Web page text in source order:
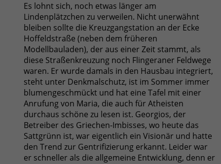
Es lohnt sich, noch etwas länger am
Lindenplätzchen zu verweilen. Nicht unerwähnt
bleiben sollte die Kreuzgangstation an der Ecke
Hoffeldstraße (neben dem früheren
Modellbauladen), der aus einer Zeit stammt, als
diese Straßenkreuzung noch Flingeraner Feldwege
waren. Er wurde damals in den Hausbau integriert,
steht unter Denkmalschutz, ist im Sommer immer
blumengeschmückt und hat eine Tafel mit einer
Anrufung von Maria, die auch für Atheisten
durchaus schöne zu lesen ist. Georgios, der
Betreiber des Griechen-Imbisses, wo heute das
Sattgrünn ist, war eigentlich ein Visionär und hatte
den Trend zur Gentrifizierung erkannt. Leider war
er schneller als die allgemeine Entwicklung, denn er